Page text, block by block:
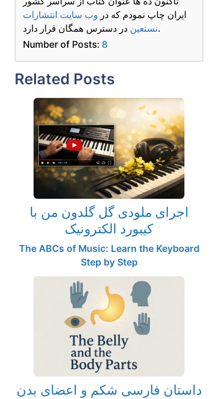
ایران چاپ نمودم که در وب سایت انتشارات
نستعیندر دسترس همگان قرار دارد.
Number of Posts: 8
Related Posts
اجرای ملودی گل گلدون من با
کیبورد الکترونیک
The ABCs of Music: Learn the Keyboard
Step by Step
داستان فارسی شکم و اعضای بدن